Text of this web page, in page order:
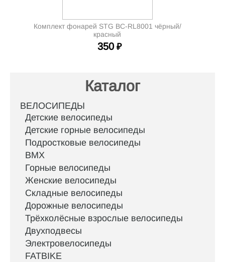
Комплект фонарей STG BC-RL8001 чёрный/
красный
350 ₽
Каталог
ВЕЛОСИПЕДЫ
Детские велосипеды
Детские горные велосипеды
Подростковые велосипеды
BMX
Горные велосипеды
Женские велосипеды
Складные велосипеды
Дорожные велосипеды
Трёхколёсные взрослые велосипеды
Двухподвесы
Электровелосипеды
FATBIKE